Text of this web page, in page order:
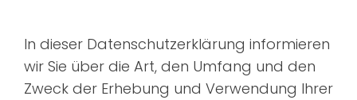
Schulfamilie
In dieser Datenschutzerklärung informieren
wir Sie über die Art, den Umfang und den
Zweck der Erhebung und Verwendung Ihrer